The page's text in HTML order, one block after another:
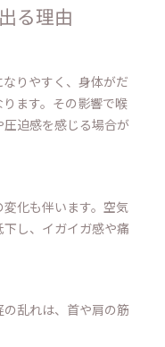
る理由
りやすく、身体がだ
ます。その影響で喉
迫感を感じる場合が
化も伴います。空気
し、イガイガ感や痛
乱れは、首や肩の筋